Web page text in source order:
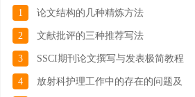
1 论文结构的几种精炼方法
2 文献批评的三种推荐写法
3 SSCI期刊论文撰写与发表极简教程
4 放射科护理工作中的存在的问题及